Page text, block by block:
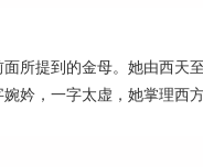
所提到的金母。她由西天
妗，一字太虚，她掌理西